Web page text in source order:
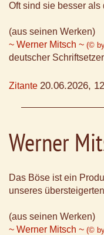
Oft sind sie besser als
(aus seinen Werken)
~ Werner Mitsch ~ (©
deutscher
Zitante 20.06.2026,
Werner
Das Böse ist ein
unseres
(aus seinen Werken)
~ Werner Mitsch ~ (©